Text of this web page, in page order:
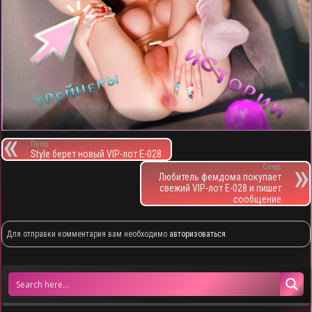
Пред.
Style берет новый VIP-лот E-028
След.
Любитель фемдома покупает
свежий VIP-лот E-028 и пишет
сообщение
Для отправки комментария вам необходимо авторизоваться.